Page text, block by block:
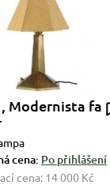
Modernista fa
cena: Po přihlášení
cena: 14 000 Kč